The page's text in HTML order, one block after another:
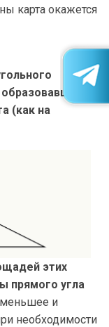
карта окажется
(как на
этих
прямого угла
и
необходимости